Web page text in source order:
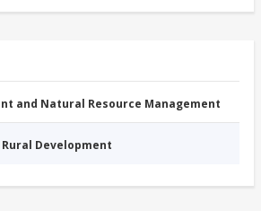
and Natural Resource Management
Rural Development